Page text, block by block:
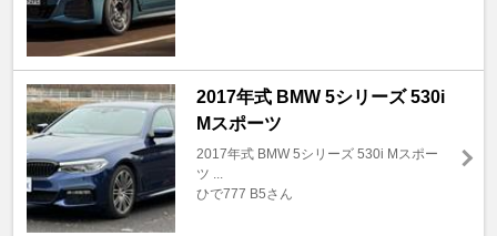
2017年式 BMW 5シリーズ 530i
Mスポーツ
2017年式 BMW 5シリーズ 530i Mスポー
ツ ...
ひで777 B5さん